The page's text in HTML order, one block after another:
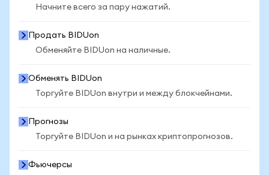
Начните всего за пару нажатий.
Продать BIDUon
Обменяйте BIDUon на наличные.
Обменять BIDUon
Торгуйте BIDUon внутри и между блокчейнами.
Прогнозы
Торгуйте BIDUon и на рынках криптопрогнозов.
Фьючерсы